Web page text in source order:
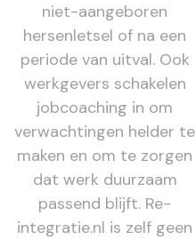
niet-aangeboren
hersenletsel of na een
periode van uitval. Ook
werkgevers schakelen
jobcoaching in om
verwachtingen helder te
maken en om te zorgen
dat werk duurzaam
passend blijft. Re-
integratie.nl is zelf geen